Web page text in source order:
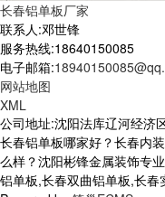
长春铝单板厂家
联系人:邓世锋
服务热线:18640150085
电子邮箱:
网站地图
XML
公司地址:沈阳法库辽河经济
长春铝单板哪家好？长春内
么样？沈阳彬锋金属装饰专
铝单板,长春双曲铝单板,长